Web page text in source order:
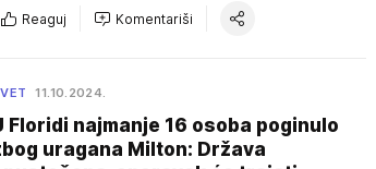
Reaguj Komentariši
11.10.2024.
Floridi najmanje 16 osoba poginulo
uragana Milton: Država